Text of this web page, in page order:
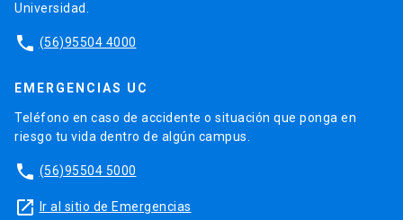
Universidad.
phone (56)95504 4000
EMERGENCIAS UC
Teléfono en caso de accidente o situación que ponga en
riesgo tu vida dentro de algún campus.
phone (56)95504 5000
launch Ir al sitio de Emergencias